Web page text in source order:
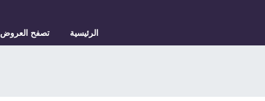
الرئيسية تصفح العروض